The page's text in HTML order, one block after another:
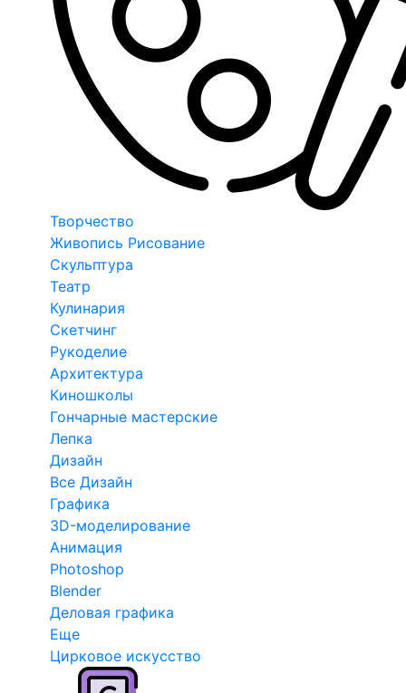
Творчество
Живопись Рисование
Скульптура
Театр
Кулинария
Скетчинг
Рукоделие
Архитектура
Киношколы
Гончарные мастерские
Лепка
Дизайн
Все Дизайн
Графика
3D-моделирование
Анимация
Photoshop
Blender
Деловая графика
Еще
Цирковое искусство